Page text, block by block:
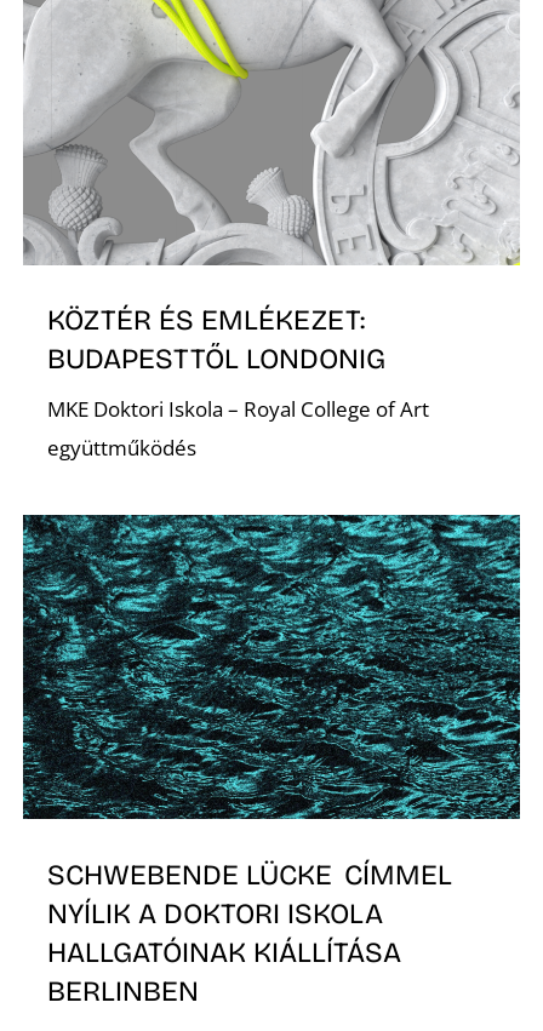
KÖZTÉR ÉS EMLÉKEZET:
BUDAPESTTŐL LONDONIG
MKE Doktori Iskola – Royal College of Art
együttműködés
SCHWEBENDE LÜCKE CÍMMEL
NYÍLIK A DOKTORI ISKOLA
HALLGATÓINAK KIÁLLÍTÁSA
BERLINBEN